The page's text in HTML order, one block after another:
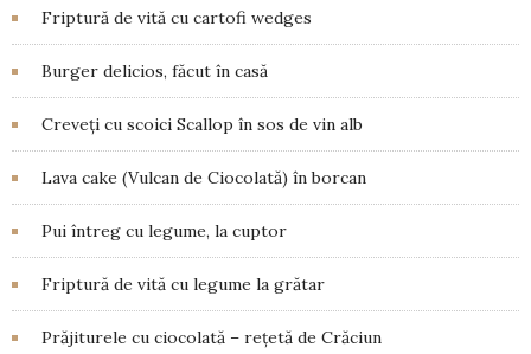
Friptură de vită cu cartofi wedges
Burger delicios, făcut în casă
Creveți cu scoici Scallop în sos de vin alb
Lava cake (Vulcan de Ciocolată) în borcan
Pui întreg cu legume, la cuptor
Friptură de vită cu legume la grătar
Prăjiturele cu ciocolată – rețetă de Crăciun